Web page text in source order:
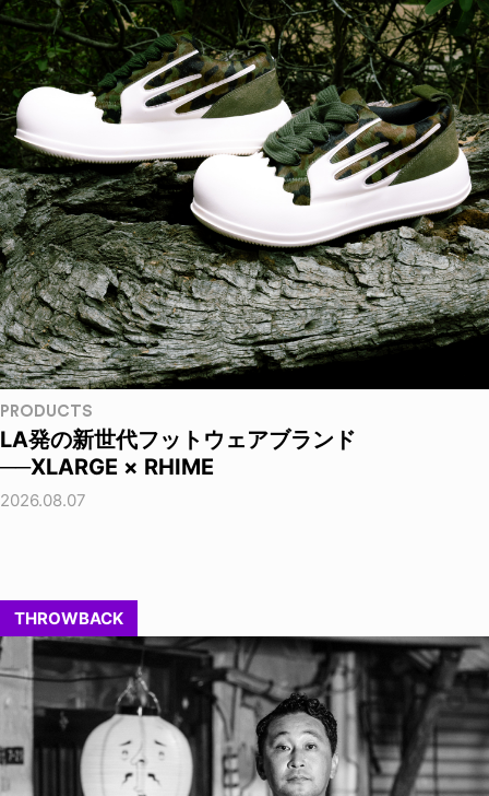
PRODUCTS
LA発の新世代フットウェアブランド
──XLARGE × RHIME
2026.08.07
THROWBACK